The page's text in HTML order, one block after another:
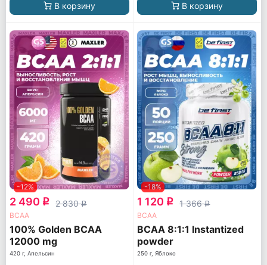
В корзину В корзину
-12%
2 490 q 2 830q
ВСАА
100% Golden BCAA
12000 mg
420 г, Апельсин
-18%
1 120 q 1 366q
ВСАА
BCAA 8:1:1 Instantized
powder
250 г, Яблоко